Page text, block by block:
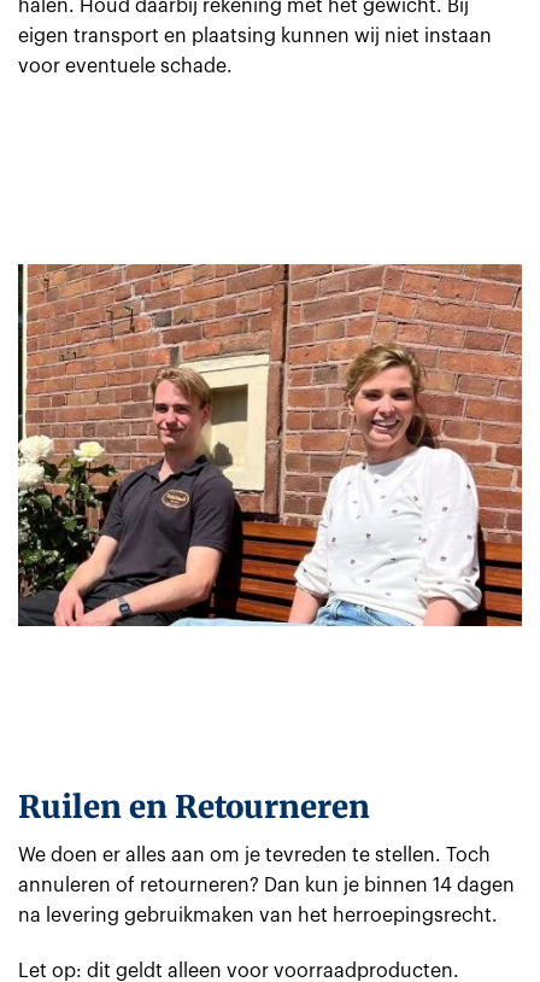
halen. Houd daarbij rekening met het gewicht. Bij
eigen transport en plaatsing kunnen wij niet instaan
voor eventuele schade.
Ruilen en Retourneren
We doen er alles aan om je tevreden te stellen. Toch
annuleren of retourneren? Dan kun je binnen 14 dagen
na levering gebruikmaken van het herroepingsrecht.
Let op: dit geldt alleen voor voorraadproducten.